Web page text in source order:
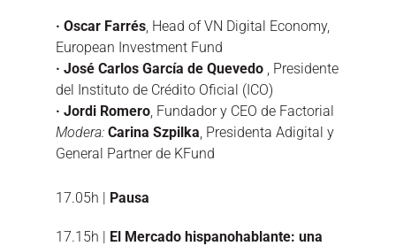
· Oscar Farrés, Head of VN Digital Economy,
European Investment Fund
· José Carlos García de Quevedo , Presidente
del Instituto de Crédito Oficial (ICO)
· Jordi Romero, Fundador y CEO de Factorial
Modera: Carina Szpilka, Presidenta Adigital y
General Partner de KFund
17.05h | Pausa
17.15h | El Mercado hispanohablante: una